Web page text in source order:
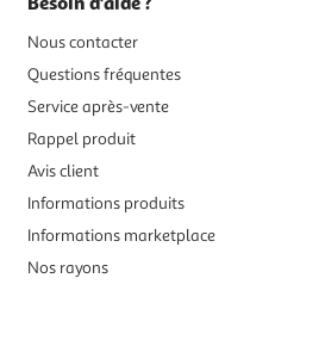
Nous contacter
Questions fréquentes
Service après-vente
Rappel produit
Avis client
Informations produits
Informations marketplace
Nos rayons